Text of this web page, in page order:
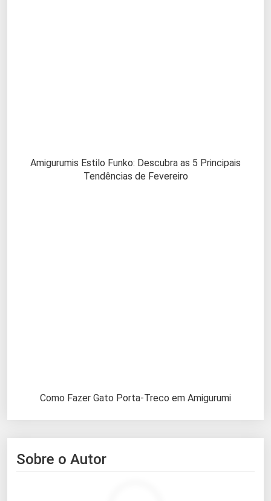
Amigurumis Estilo Funko: Descubra as 5 Principais
Tendências de Fevereiro
Como Fazer Gato Porta-Treco em Amigurumi
Sobre o Autor